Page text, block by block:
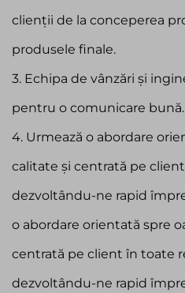
clienții de la conceperea
produsele finale.
3. Echipa de vânzări și
pentru o comunicare bună.
4. Urmează o abordare
calitate și centrată pe
dezvoltându-ne rapid
o abordare orientată spre
centrată pe client în toate
dezvoltându-ne rapid